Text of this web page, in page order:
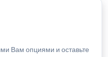
Вам опциями и оставьте